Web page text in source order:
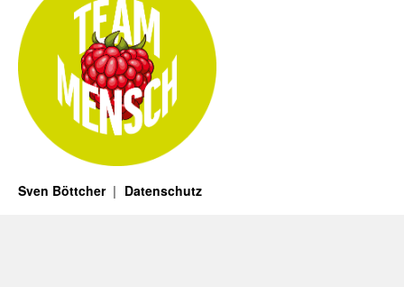
Sven Böttcher Datenschutz